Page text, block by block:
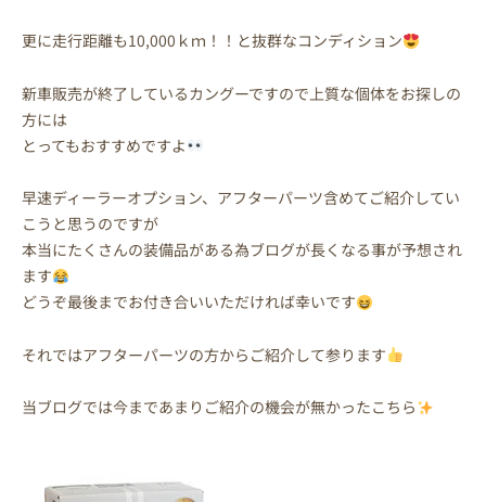
更に走行距離も10,000ｋｍ！！と抜群なコンディション
新車販売が終了しているカングーですので上質な個体をお探しの
方には
とってもおすすめですよ
早速ディーラーオプション、アフターパーツ含めてご紹介してい
こうと思うのですが
本当にたくさんの装備品がある為ブログが長くなる事が予想され
ます
どうぞ最後までお付き合いいただければ幸いです
それではアフターパーツの方からご紹介して参ります
当ブログでは今まであまりご紹介の機会が無かったこちら